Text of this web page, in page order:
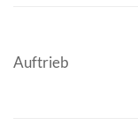
Auftrieb